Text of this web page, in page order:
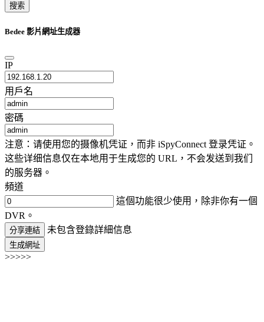
搜索
Bedee 影片網址生成器
IP
用戶名
密碼
注意：请使用您的摄像机凭证，而非 iSpyConnect 登录凭证。
这些详细信息仅在本地用于生成您的 URL，不会发送到我们
的服务器。
頻道
這個功能很少使用，除非你有一個
DVR。
分享連結 未包含登錄詳細信息
生成網址
>>>>>